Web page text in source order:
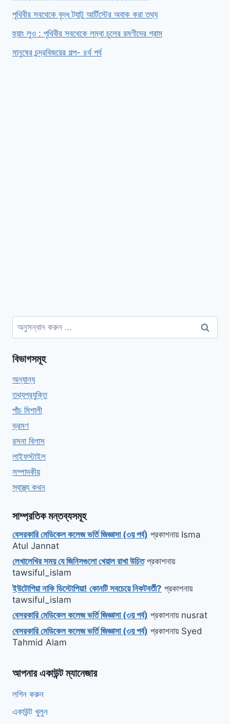
পৃথিবীর সবথেকে বৃদ্ধ ট্যাটু আর্টিস্টের অবাক করা তথ্য
হুয়াং লুও : পৃথিবীর সবথেকে লম্বা চুলের রমণীদের গ্রাম
মানুষের চন্দ্রবিজয়ের গল্প- ৪র্থ পর্ব
অনুসন্ধানঃ
বিভাগসমূহ
অন্যান্য
তথ্যপ্রযুক্তি
পাঁচ মিশালী
ভ্রমণ
রসনা বিলাস
লাইফস্টাইল
সম্পাদকীয়
স্বাস্থ্য কথন
সাম্প্রতিক মন্তব্যসমূহ
বেসরকারি মেডিকেল কলেজ ভর্তি জিজ্ঞাসা (৩য় পর্ব) প্রকাশনায় Isma
Atul Jannat
লেখালেখির সময় যে জিনিসগুলো খেয়াল রাখা উচিতপ্রকাশনায়
tawsiful_islam
ইউটোপিয়া নাকি ডিস্টোপিয়া! কোনটি সবচেয়ে নিকটবর্তী? প্রকাশনায়
tawsiful_islam
বেসরকারি মেডিকেল কলেজ ভর্তি জিজ্ঞাসা (৩য় পর্ব) প্রকাশনায় nusrat
বেসরকারি মেডিকেল কলেজ ভর্তি জিজ্ঞাসা (৩য় পর্ব) প্রকাশনায় Syed
Tahmid Alam
আপনার একাউন্ট ম্যানেজার
লগিন করুন
একাউন্ট খুলুন